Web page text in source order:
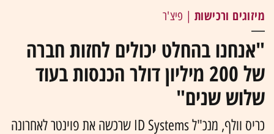
מיזוגים ורכישות | פיצ'ר
"אנחנו בהחלט יכולים לחזות חברה
של 200 מיליון דולר הכנסות בעוד
שלוש שנים"
כריס וולף, מנכ"ל ID Systems שרכשה את פוינטר לאחרונה